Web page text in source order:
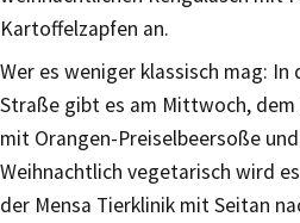
Kartoffelzapfen an.
Wer es weniger klassisch mag: In
Straße gibt es am Mittwoch, dem
mit Orangen-Preiselbeersoße
Weihnachtlich vegetarisch wird
der Mensa Tierklinik mit Seitan